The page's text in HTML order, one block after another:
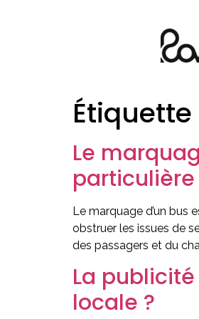
Étiquette
Le
particulière
Le marquage d’un bus
obstruer les issues de
des passagers et du
La
locale ?